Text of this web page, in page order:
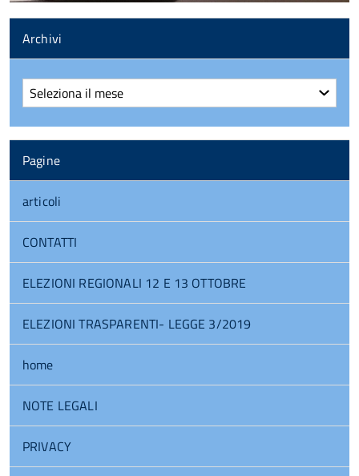
Archivi
Archivi
Pagine
articoli
CONTATTI
ELEZIONI REGIONALI 12 E 13 OTTOBRE
ELEZIONI TRASPARENTI- LEGGE 3/2019
home
NOTE LEGALI
PRIVACY